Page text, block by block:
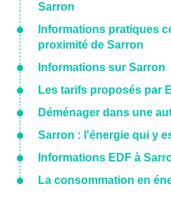
Sarron
Informations pratiques
proximité de Sarron
Informations sur Sarron
Les tarifs proposés par
Déménager dans une
Sarron : l'énergie qui y
Informations EDF à
La consommation en